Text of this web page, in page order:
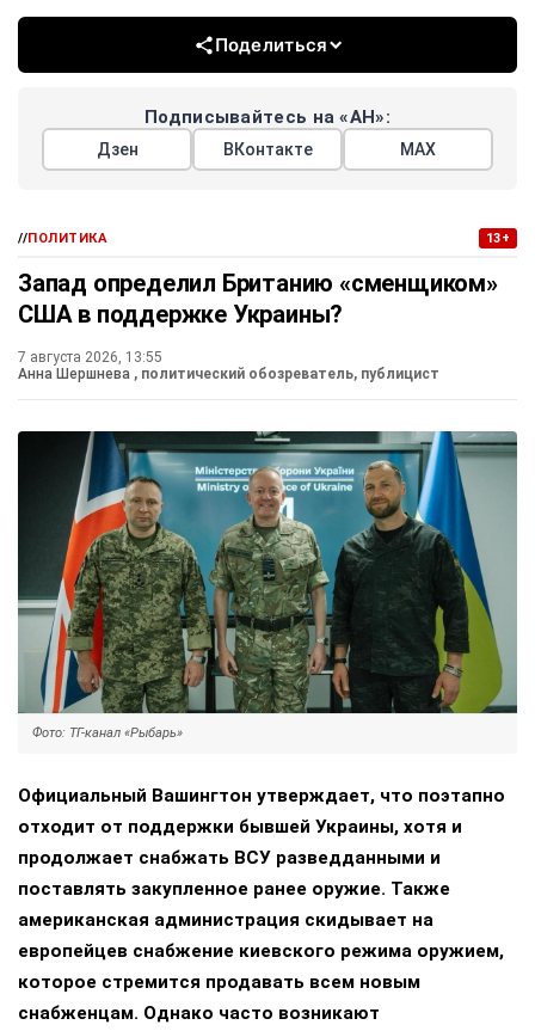
Поделиться
Подписывайтесь на «АН»:
Дзен ВКонтакте МАХ
//ПОЛИТИКА 13+
Запад определил Британию «сменщиком»
США в поддержке Украины?
7 августа 2026, 13:55
Анна Шершнева , политический обозреватель, публицист
Фото: ТГ-канал «Рыбарь»
Официальный Вашингтон утверждает, что поэтапно
отходит от поддержки бывшей Украины, хотя и
продолжает снабжать ВСУ разведданными и
поставлять закупленное ранее оружие. Также
американская администрация скидывает на
европейцев снабжение киевского режима оружием,
которое стремится продавать всем новым
снабженцам. Однако часто возникают